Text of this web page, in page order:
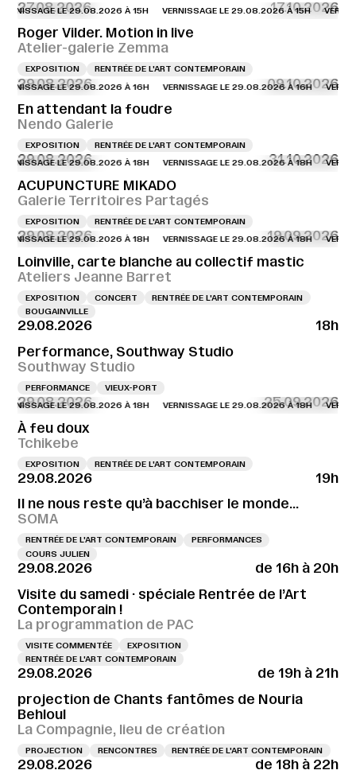
27.08.2026 17.10.2026
LE 29.08.2026 À 15H VERNISSAGE LE 29.08.2026 À 15H
Roger Vilder. Motion in live
Atelier-galerie Zemma
EXPOSITION RENTRÉE DE L'ART CONTEMPORAIN
29.08.2026 09.10.2026
LE 29.08.2026 À 16H VERNISSAGE LE 29.08.2026 À 16H
En attendant la foudre
Nendo Galerie
EXPOSITION RENTRÉE DE L'ART CONTEMPORAIN
29.08.2026 31.10.2026
LE 29.08.2026 À 18H VERNISSAGE LE 29.08.2026 À 18H
ACUPUNCTURE MIKADO
Galerie Territoires Partagés
EXPOSITION RENTRÉE DE L'ART CONTEMPORAIN
29.08.2026 19.09.2026
LE 29.08.2026 À 18H VERNISSAGE LE 29.08.2026 À 18H
Loinville, carte blanche au collectif mastic
Ateliers Jeanne Barret
EXPOSITION CONCERT
RENTRÉE DE L'ART CONTEMPORAIN
BOUGAINVILLE
29.08.2026
18h
Performance, Southway Studio
Southway Studio
PERFORMANCE VIEUX-PORT
29.08.2026 25.09.2026
LE 29.08.2026 À 18H VERNISSAGE LE 29.08.2026 À 18H
À feu doux
Tchikebe
EXPOSITION RENTRÉE DE L'ART CONTEMPORAIN
29.08.2026
19h
Il ne nous reste qu’à bacchiser le monde…
SOMA
RENTRÉE DE L'ART CONTEMPORAIN
PERFORMANCES
COURS JULIEN
29.08.2026
de 16h à 20h
Visite du samedi · spéciale Rentrée de l’Art
Contemporain !
La programmation de PAC
VISITE COMMENTÉE
EXPOSITION
RENTRÉE DE L'ART CONTEMPORAIN
29.08.2026
de 19h à 21h
projection de Chants fantômes de Nouria
Behloul
La Compagnie, lieu de création
PROJECTION RENCONTRES RENTRÉE DE L'ART CONTEMPORAIN
29.08.2026
de 18h à 22h